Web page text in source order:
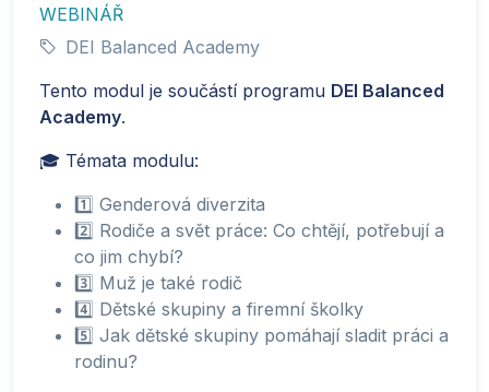
WEBINÁŘ
DEI Balanced Academy
Tento modul je součástí programu DEI Balanced
Academy.
🎓 Témata modulu:
1️⃣ Genderová diverzita
2️⃣ Rodiče a svět práce: Co chtějí, potřebují a
co jim chybí?
3️⃣ Muž je také rodič
4️⃣ Dětské skupiny a firemní školky
5️⃣ Jak dětské skupiny pomáhají sladit práci a
rodinu?